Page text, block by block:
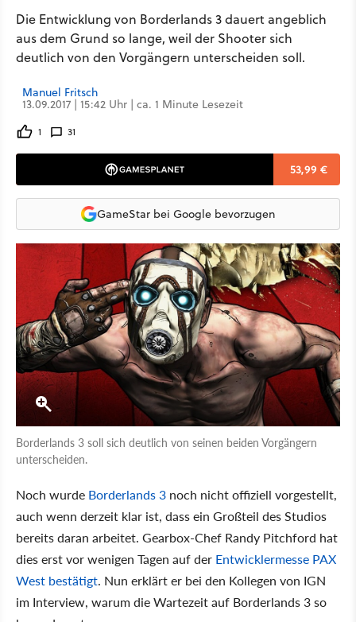
Die Entwicklung von Borderlands 3 dauert angeblich
aus dem Grund so lange, weil der Shooter sich
deutlich von den Vorgängern unterscheiden soll.
Manuel Fritsch
13.09.2017 | 15:42 Uhr | ca. 1 Minute Lesezeit
1 31
53,99 €
GameStar bei Google bevorzugen
Borderlands 3 soll sich deutlich von seinen beiden Vorgängern
unterscheiden.
Noch wurde Borderlands 3 noch nicht offiziell vorgestellt,
auch wenn derzeit klar ist, dass ein Großteil des Studios
bereits daran arbeitet. Gearbox-Chef Randy Pitchford hat
dies erst vor wenigen Tagen auf der Entwicklermesse PAX
West bestätigt. Nun erklärt er bei den Kollegen von IGN
im Interview, warum die Wartezeit auf Borderlands 3 so